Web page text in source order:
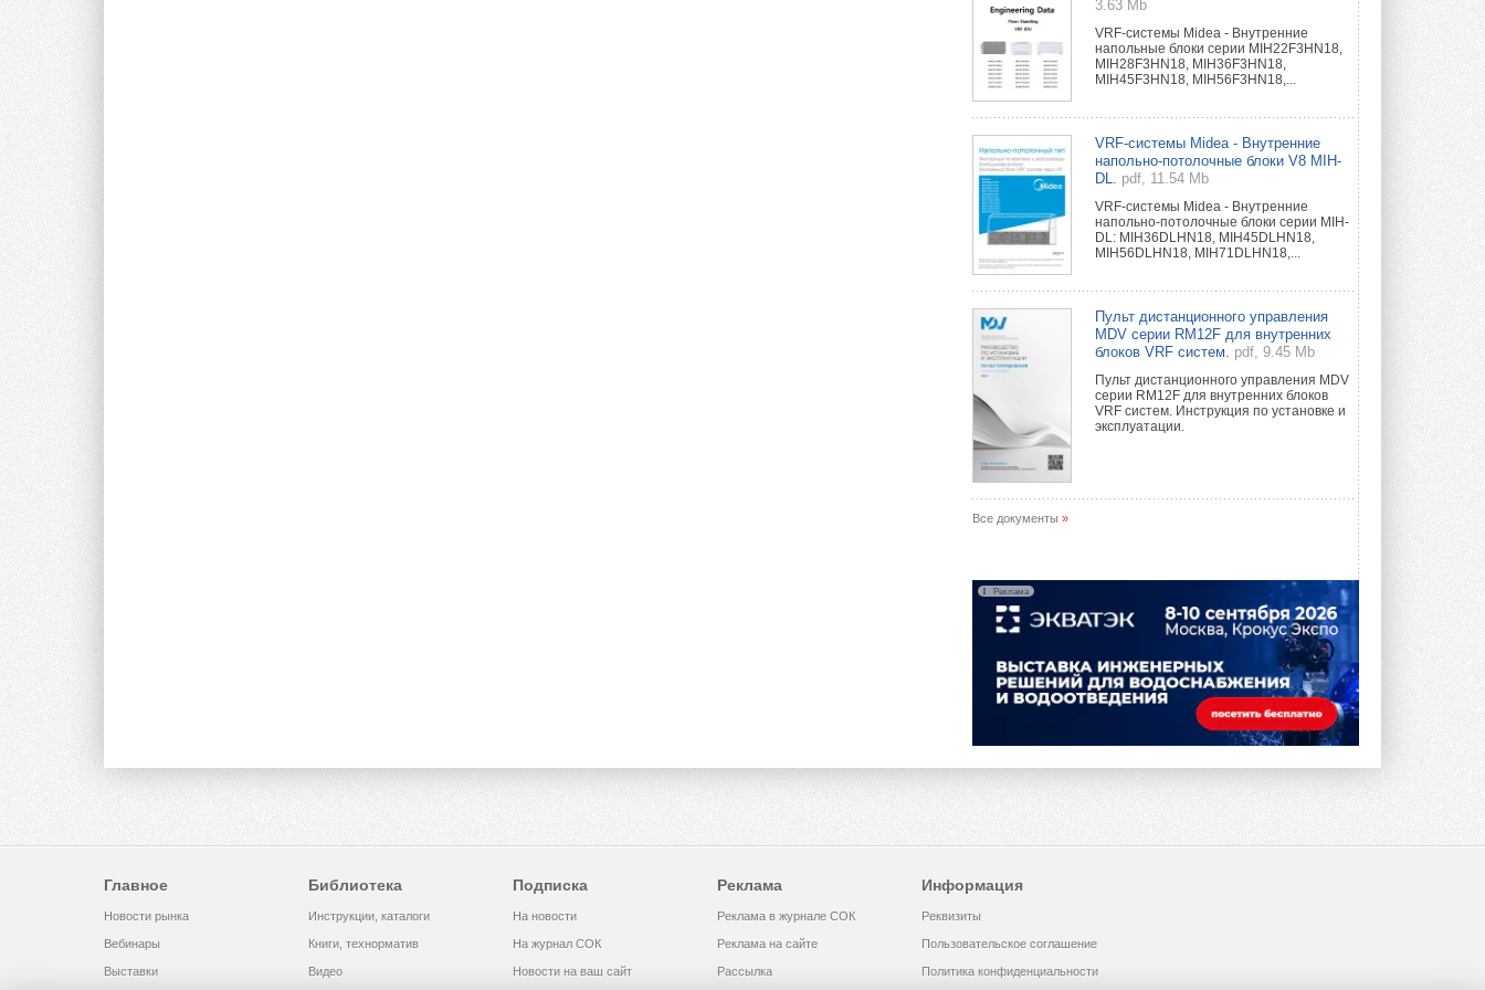
3.63 Mb
VRF-системы Midea - Внутренние
напольные блоки серии MIH22F3HN18,
MIH28F3HN18, MIH36F3HN18,
MIH45F3HN18, MIH56F3HN18,...
VRF-системы Midea - Внутренние
напольно-потолочные блоки V8 MIH-
DL.
pdf, 11.54 Mb
VRF-системы Midea - Внутренние
напольно-потолочные блоки серии MIH-
DL: MIH36DLHN18, MIH45DLHN18,
MIH56DLHN18, MIH71DLHN18,...
Пульт дистанционного управления
MDV серии RM12F для внутренних
блоков VRF систем.
pdf, 9.45 Mb
Пульт дистанционного управления MDV
серии RM12F для внутренних блоков
VRF систем. Инструкция по установке и
эксплуатации.
Все документы »
Реклама
Главное
Новости рынка
Вебинары
Выставки
Библиотека
Инструкции, каталоги
Книги, технорматив
Видео
Подписка
На новости
На журнал СОК
Новости на ваш сайт
Реклама
Реклама в журнале СОК
Реклама на сайте
Рассылка
Информация
Реквизиты
Пользовательское соглашение
Политика конфиденциальности